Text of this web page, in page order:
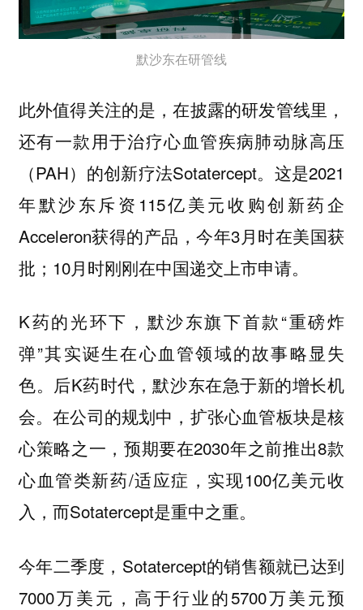
默沙东在研管线
此外值得关注的是，在披露的研发管线里，
还有一款用于治疗心血管疾病肺动脉高压
（PAH）的创新疗法Sotatercept。这是2021
年默沙东斥资115亿美元收购创新药企
Acceleron获得的产品，今年3月时在美国获
批；10月时刚刚在中国递交上市申请。
K药的光环下，默沙东旗下首款“重磅炸
弹”其实诞生在心血管领域的故事略显失
色。后K药时代，默沙东在急于新的增长机
会。在公司的规划中，扩张心血管板块是核
心策略之一，预期要在2030年之前推出8款
心血管类新药/适应症，实现100亿美元收
入，而Sotatercept是重中之重。
今年二季度，Sotatercept的销售额就已达到
7000万美元，高于行业的5700万美元预